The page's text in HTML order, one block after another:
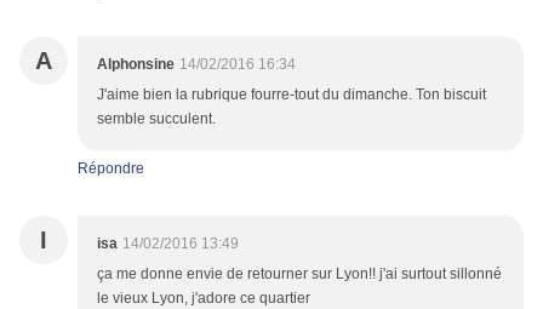
A Alphonsine 14/02/2016 16:34
J'aime bien la rubrique fourre-tout du dimanche. Ton biscuit
semble succulent.
Répondre
I isa 14/02/2016 13:49
ça me donne envie de retourner sur Lyon!! j'ai surtout sillonné
le vieux Lyon, j'adore ce quartier